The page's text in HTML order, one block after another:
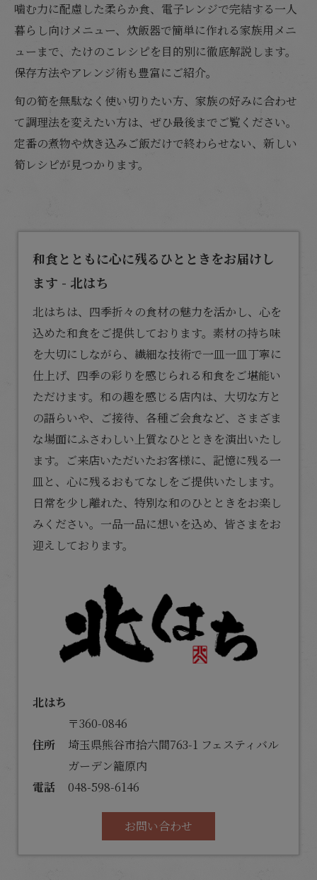
噛む力に配慮した柔らか食、電子レンジで完結する一人
暮らし向けメニュー、炊飯器で簡単に作れる家族用メニ
ューまで、たけのこレシピを目的別に徹底解説します。
保存方法やアレンジ術も豊富にご紹介。
旬の筍を無駄なく使い切りたい方、家族の好みに合わせ
て調理法を変えたい方は、ぜひ最後までご覧ください。
定番の煮物や炊き込みご飯だけで終わらせない、新しい
筍レシピが見つかります。
和食とともに心に残るひとときをお届けし
ます - 北はち
北はちは、四季折々の食材の魅力を活かし、心を
込めた和食をご提供しております。素材の持ち味
を大切にしながら、繊細な技術で一皿一皿丁寧に
仕上げ、四季の彩りを感じられる和食をご堪能い
ただけます。和の趣を感じる店内は、大切な方と
の語らいや、ご接待、各種ご会食など、さまざま
な場面にふさわしい上質なひとときを演出いたし
ます。ご来店いただいたお客様に、記憶に残る一
皿と、心に残るおもてなしをご提供いたします。
日常を少し離れた、特別な和のひとときをお楽し
みください。一品一品に想いを込め、皆さまをお
迎えしております。
北はち
住所
〒360-0846
埼玉県熊谷市拾六間763-1 フェスティバル
ガーデン籠原内
電話
048-598-6146
お問い合わせ